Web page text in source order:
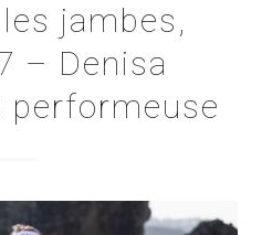
jambes,
– Denisa
performeuse